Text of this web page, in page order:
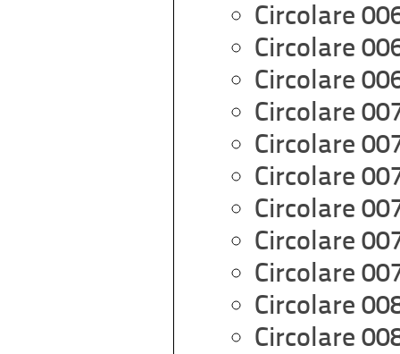
Circolare
Circolare
Circolare
Circolare
Circolare
Circolare
Circolare
Circolare
Circolare
Circolare
Circolare